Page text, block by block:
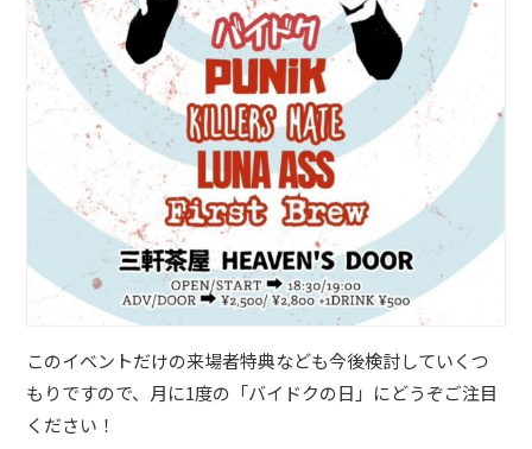
このイベントだけの来場者特典なども今後検討していくつ
もりですので、月に1度の「バイドクの日」にどうぞご注目
ください！